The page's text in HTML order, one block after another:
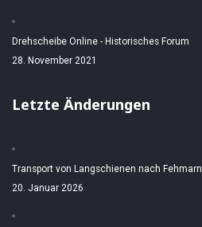
Drehscheibe Online - Historisches Forum
28. November 2021
Letzte Änderungen
Transport von Langschienen nach Fehmarn
20. Januar 2026